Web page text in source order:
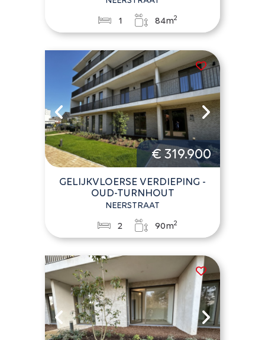
1 84m2
€ 319.900
GELIJKVLOERSE VERDIEPING -
OUD-TURNHOUT
NEERSTRAAT
2 90m2